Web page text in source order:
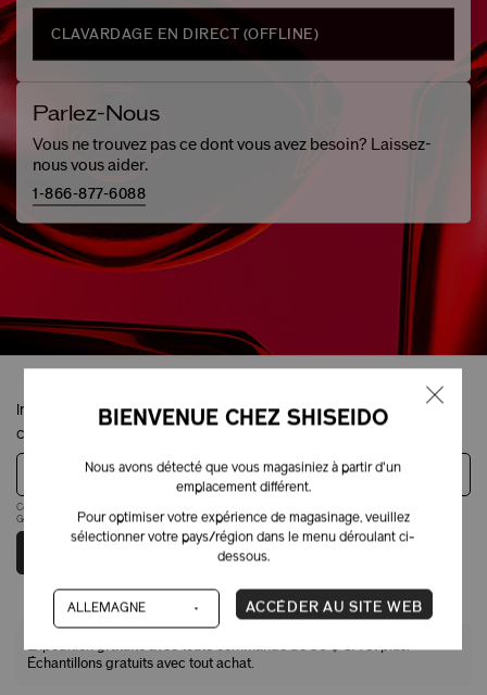
CLAVARDAGE EN DIRECT (OFFLINE)
Parlez-Nous
Vous ne trouvez pas ce dont vous avez besoin? Laissez-
nous vous aider.
1-866-877-6088
Inscrivez-vous pour obtenir 10 % de rabais sur votre première
commande.
Adresse courriel
Ce site est protégé par reCAPTCHA, ainsi que la
Google s'appliquent.
Expédition gratuite avec toute commande de 50 $ CA et plus.
Échantillons gratuits avec tout achat.
BIENVENUE CHEZ SHISEIDO
Nous avons détecté que vous magasiniez à partir d'un
emplacement différent.
Pour optimiser votre expérience de magasinage, veuillez
sélectionner votre pays/région dans le menu déroulant ci-
dessous.
ACCÉDER AU SITE WEB